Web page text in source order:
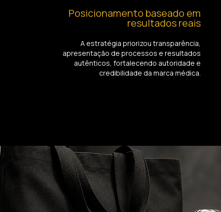
Posicionamento baseado em
resultados reais
A estratégia priorizou transparência,
apresentação de processos e resultados
autênticos, fortalecendo autoridade e
credibilidade da marca médica.